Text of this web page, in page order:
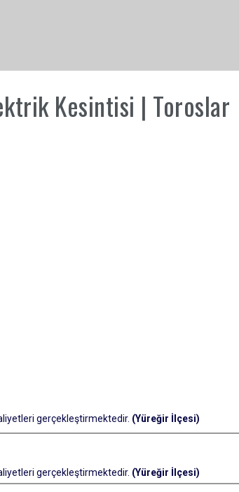
Kesintisi | Toroslar
gerçekleştirmektedir. (Yüreğir İlçesi)
gerçekleştirmektedir. (Yüreğir İlçesi)